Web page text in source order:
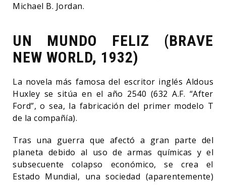
Michael B. Jordan.
UN MUNDO FELIZ (BRAVE
NEW WORLD, 1932)
La novela más famosa del escritor inglés Aldous
Huxley se sitúa en el año 2540 (632 A.F. “After
Ford”, o sea, la fabricación del primer modelo T
de la compañía).
Tras una guerra que afectó a gran parte del
planeta debido al uso de armas químicas y el
subsecuente colapso económico, se crea el
Estado Mundial, una sociedad (aparentemente)